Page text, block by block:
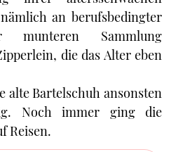
an berufsbedingter
Sammlung
die das Alter eben
alte Bartelschuh ansonsten
Noch immer ging die
Reisen.